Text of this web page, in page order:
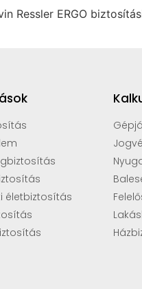
Ressler ERGO
életbiztosítás